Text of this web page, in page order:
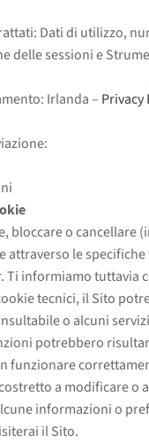
Dati di utilizzo,
delle sessioni e
Irlanda – Privacy
bloccare o cancellare
attraverso le
Ti informiamo tuttavia
tecnici, il Sito
o alcuni
potrebbero
funzionare
a modificare o
informazioni o
il Sito.